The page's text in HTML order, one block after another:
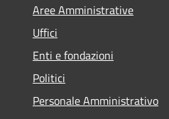
Aree Amministrative
Uffici
Enti e fondazioni
Politici
Personale Amministrativo